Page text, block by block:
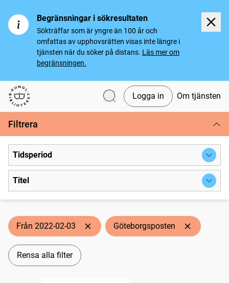
Begränsningar i sökresultaten
Sökträffar som är yngre än 100 år och
omfattas av upphovsrätten visas inte längre i
tjänsten när du söker på distans. Läs mer om
begränsningen.
Svenska tidningar
Logga in Om tjänsten
Filtrera
Tidsperiod
Titel
Från 2022-02-03 Göteborgsposten
Rensa alla filter